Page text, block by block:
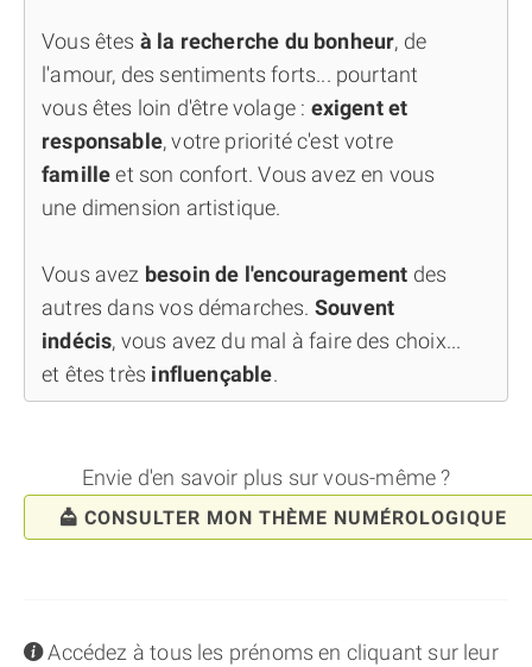
Vous êtes à la recherche du bonheur, de
l'amour, des sentiments forts... pourtant
vous êtes loin d'être volage : exigent et
responsable, votre priorité c'est votre
familleet son confort. Vous avez en vous
une dimension artistique.
Vous avez besoin de l'encouragement des
autres dans vos démarches. Souvent
indécis, vous avez du mal à faire des choix...
et êtes très influençable.
Envie d'en savoir plus sur vous-même ?
CONSULTER MON THÈME NUMÉROLOGIQUE
infoAccédez à tous les prénoms en cliquant sur leur